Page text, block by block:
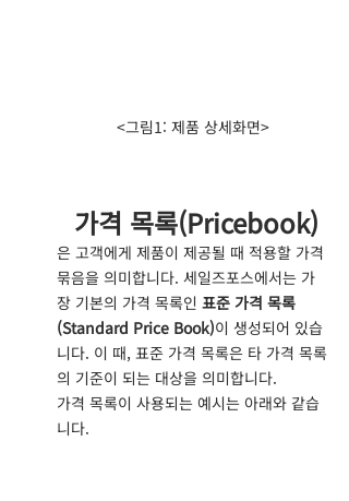
<그림1: 제품 상세화면>
가격 목록(Pricebook)
은 고객에게 제품이 제공될 때 적용할 가격
묶음을 의미합니다. 세일즈포스에서는 가
장 기본의 가격 목록인 표준 가격 목록
(Standard Price Book)이 생성되어 있습
니다. 이 때, 표준 가격 목록은 타 가격 목록
의 기준이 되는 대상을 의미합니다.
가격 목록이 사용되는 예시는 아래와 같습
니다.